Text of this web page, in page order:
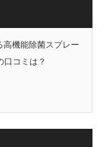
機能除菌スプレー
口コミは？